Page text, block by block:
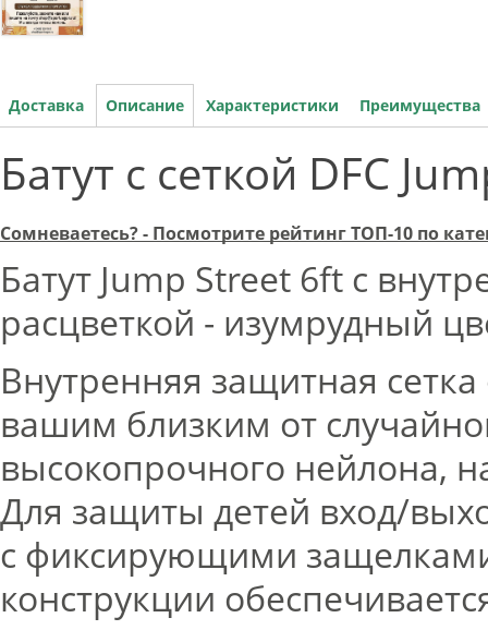
Доставка Описание Характеристики Преимущества
Батут с сеткой DFC
Сомневаетесь? - Посмотрите рейтинг ТОП-10 по
Батут Jump Street 6ft с
расцветкой - изумрудный
Внутренняя защитная
вашим близким от
высокопрочного нейлона,
Для защиты детей вход/
с фиксирующими
конструкции